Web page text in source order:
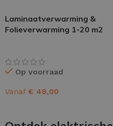
Laminaatverwarming &
Folieverwarming 1-20 m2
Op voorraad
Vanaf € 48,00